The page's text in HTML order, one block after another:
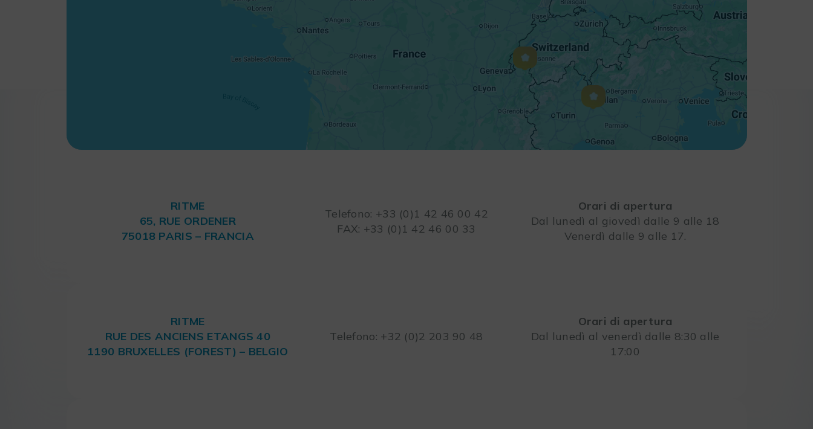
RITME
65, RUE ORDENER
75018 PARIS – FRANCIA
Telefono: +33 (0)1 42 46 00 42
FAX: +33 (0)1 42 46 00 33
Orari di apertura
Dal lunedì al giovedì dalle 9 alle 18
Venerdì dalle 9 alle 17.
RITME
RUE DES ANCIENS ETANGS 40
1190 BRUXELLES (FOREST) – BELGIO
Telefono: +32 (0)2 203 90 48
Orari di apertura
Dal lunedì al venerdì dalle 8:30 alle
17:00